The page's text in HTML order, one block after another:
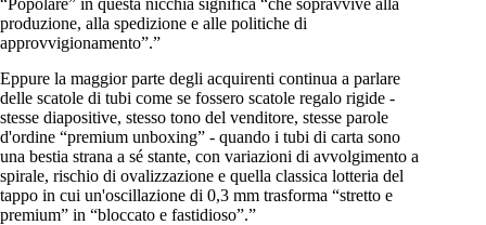
“Popolare” in questa nicchia significa “che sopravvive alla
produzione, alla spedizione e alle politiche di
approvvigionamento”.”
Eppure la maggior parte degli acquirenti continua a parlare
delle scatole di tubi come se fossero scatole regalo rigide -
stesse diapositive, stesso tono del venditore, stesse parole
d'ordine “premium unboxing” - quando i tubi di carta sono
una bestia strana a sé stante, con variazioni di avvolgimento a
spirale, rischio di ovalizzazione e quella classica lotteria del
tappo in cui un'oscillazione di 0,3 mm trasforma “stretto e
premium” in “bloccato e fastidioso”.”